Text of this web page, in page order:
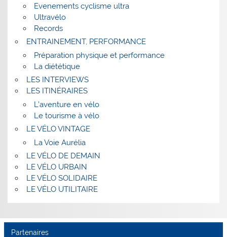
Evenements cyclisme ultra
Ultravélo
Records
ENTRAINEMENT, PERFORMANCE
Préparation physique et performance
La diététique
LES INTERVIEWS
LES ITINÉRAIRES
L’aventure en vélo
Le tourisme à vélo
LE VÉLO VINTAGE
La Voie Aurélia
LE VÉLO DE DEMAIN
LE VÉLO URBAIN
LE VÉLO SOLIDAIRE
LE VÉLO UTILITAIRE
Partenaires